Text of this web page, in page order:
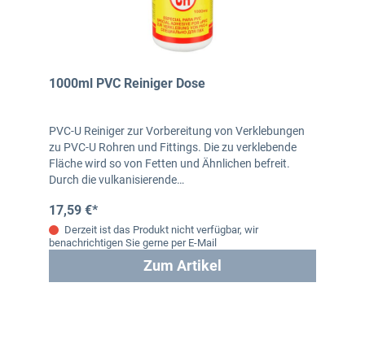
1000ml PVC Reiniger Dose
PVC-U Reiniger zur Vorbereitung von Verklebungen
zu PVC-U Rohren und Fittings. Die zu verklebende
Fläche wird so von Fetten und Ähnlichen befreit.
Durch die vulkanisierende…
17,59 €*
Derzeit ist das Produkt nicht verfügbar, wir
benachrichtigen Sie gerne per E-Mail
Zum Artikel